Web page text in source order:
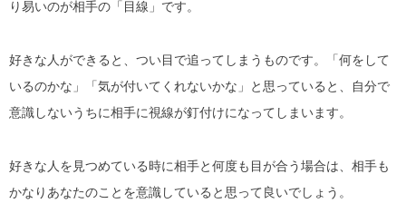
り易いのが相手の「目線」です。
好きな人ができると、つい目で追ってしまうものです。「何をして
いるのかな」「気が付いてくれないかな」と思っていると、自分で
意識しないうちに相手に視線が釘付けになってしまいます。
好きな人を見つめている時に相手と何度も目が合う場合は、相手も
かなりあなたのことを意識していると思って良いでしょう。